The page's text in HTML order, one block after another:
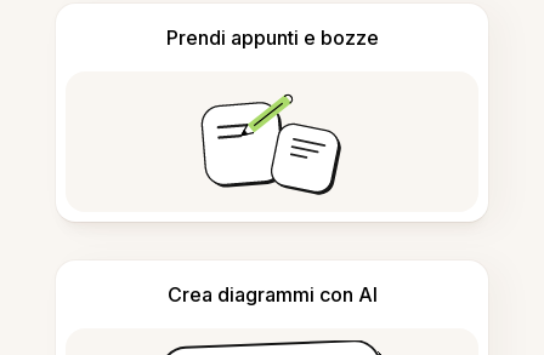
Prendi appunti e bozze
Crea diagrammi con AI